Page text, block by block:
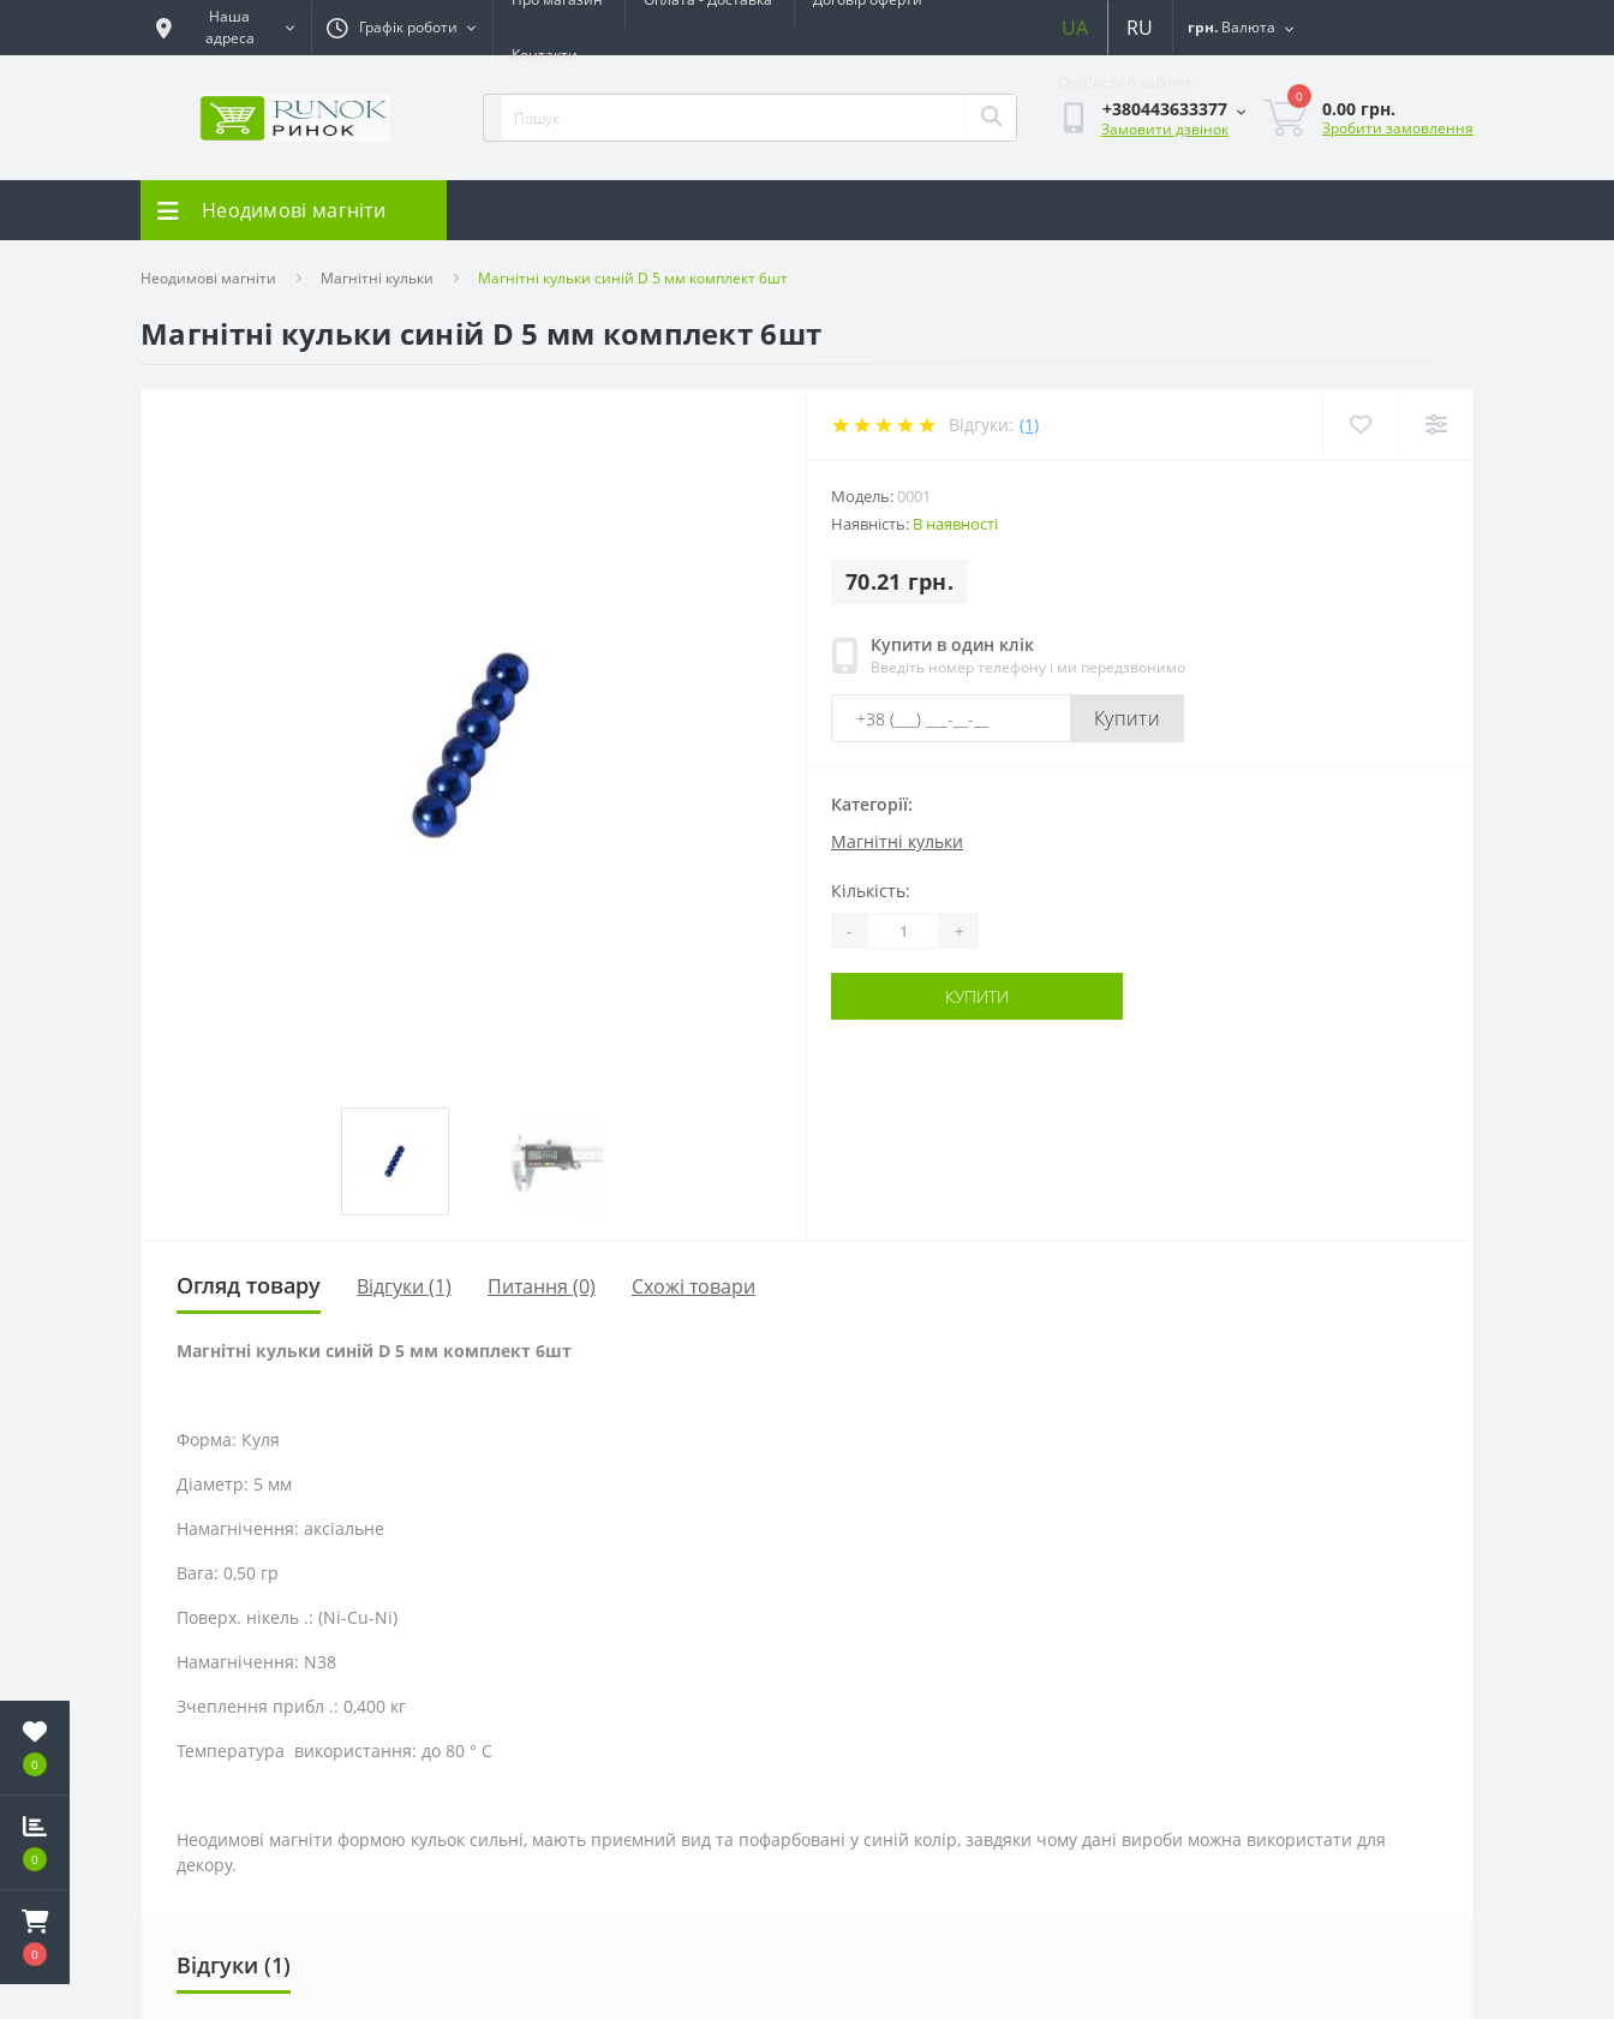
0
0
0
Наша
адреса
Графік роботи
Контакти
UA RU грн. Валюта
+380443633377
Замовити дзвінок
0
0.00 грн.
Зробити замовлення
Неодимові магніти
Неодимові магніти Магнітні кульки Магнітні кульки синій D 5 мм комплект 6шт
Магнітні кульки синій D 5 мм комплект 6шт
Відгуки: (1)
Модель:0001
Наявність: В наявності
70.21 грн.
Купити в один клік
Введіть номер телефону і ми передзвонимо
Купити
Категорії:
Магнітні кульки
Кількість:
- +
КУПИТИ
Огляд товару Відгуки (1) Питання (0) Схожі товари
Магнітні кульки синій D 5 мм комплект 6шт
Форма: Куля
Діаметр: 5 мм
Намагнічення: аксіальне
Вага: 0,50 гр
Поверх. нікель .: (Ni-Cu-Ni)
Намагнічення: N38
Зчеплення прибл .: 0,400 кг
Температура використання: до 80 ° C
Неодимові магніти формою кульок сильні, мають приємний вид та пофарбовані у синій колір, завдяки чому дані вироби можна використати для
декору.
Відгуки (1)